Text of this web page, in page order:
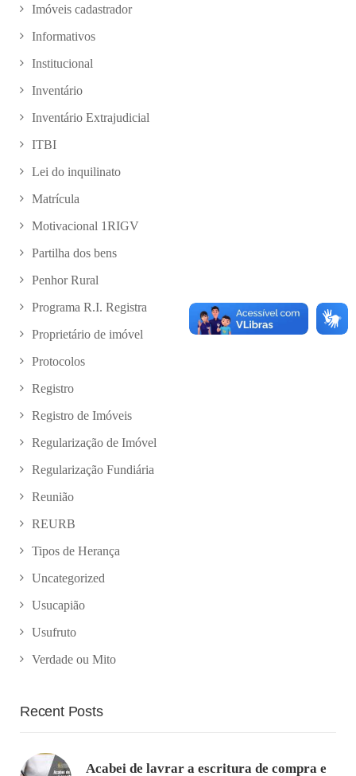
Imóveis cadastrador
Informativos
Institucional
Inventário
Inventário Extrajudicial
ITBI
Lei do inquilinato
Matrícula
Motivacional 1RIGV
Partilha dos bens
Penhor Rural
Programa R.I. Registra
Proprietário de imóvel
Protocolos
Registro
Registro de Imóveis
Regularização de Imóvel
Regularização Fundiária
Reunião
REURB
Tipos de Herança
Uncategorized
Usucapião
Usufruto
Verdade ou Mito
Recent Posts
Acabei de lavrar a escritura de compra e